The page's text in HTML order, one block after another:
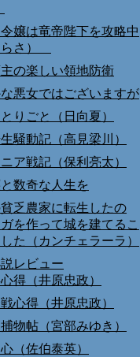
嬢は竜帝陛下を攻略中
らさ）
の楽しい領地防衛
悪女ではございますが
りごと（日向夏）
騒動記（高見梁川）
ア戦記（保利亮太）
数奇な人生を
乏農家に転生したの
を作って城を建てるこ
た（カンチェラーラ）
レビュー
得（井原忠政）
心得（井原忠政）
物帖（宮部みゆき）
（佐伯泰英）